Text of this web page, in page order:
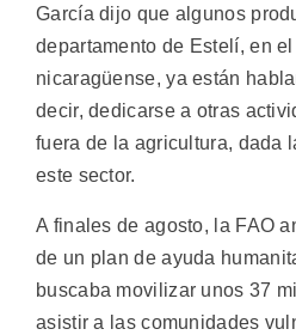
García dijo que algunos
departamento de Estelí, en
nicaragüense, ya están
decir, dedicarse a otras
fuera de la agricultura, dada
este sector.
A finales de agosto, la FAO
de un plan de ayuda
buscaba movilizar unos 37
asistir a las comunidades